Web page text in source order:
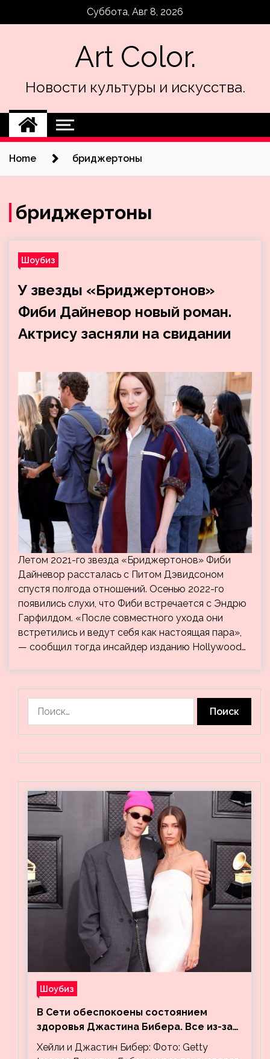
Суббота, Авг 8, 2026
Art Color.
Новости культуры и искусства.
Home бриджертоны
бриджертоны
Шоубиз
У звезды «Бриджертонов»
Фиби Дайневор новый роман.
Актрису засняли на свидании
Летом 2021-го звезда «Бриджертонов» Фиби
Дайневор рассталась с Питом Дэвидсоном
спустя полгода отношений. Осенью 2022-го
появились слухи, что Фиби встречается с Эндрю
Гарфилдом. «После совместного ухода они
встретились и ведут себя как настоящая пара»,
— сообщил тогда инсайдер изданию Hollywood…
Шоубиз
В Сети обеспокоены состоянием
здоровья Джастина Бибера. Все из-за
видео, на котором его успокаивает
Хейли
Хейли и Джастин Бибер: Фото: Getty